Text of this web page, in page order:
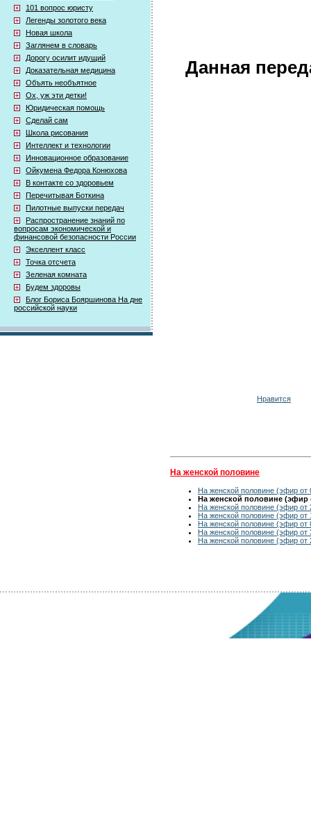
101 вопрос юристу
Легенды золотого века
Новая школа
Заглянем в словарь
Дорогу осилит идущий
Доказательная медицина
Объять необъятное
Ох, уж эти детки!
Юридическая помощь
Сделай сам
Школа рисования
Интеллект и технологии
Инновационное образование
Ойкумена Федора Конюхова
В контакте со здоровьем
Перечитывая Боткина
Пилотные выпуски передач
Распространение знаний по
вопросам экономической и
финансовой безопасности России
Экселлент класс
Точка отсчета
Зеленая комната
Будем здоровы
Блог Бориса Бояршинова На дне
российской науки
Данная
Нравится
На женской половине
На женской половине (эфир от
На женской половине (эфир
На женской половине (эфир от
На женской половине (эфир от
На женской половине (эфир от
На женской половине (эфир от
На женской половине (эфир от